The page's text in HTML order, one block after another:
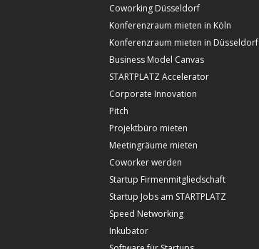
Coworking Düsseldorf
Konferenzraum mieten in Köln
Konferenzraum mieten in Düsseldorf
Business Model Canvas
STARTPLATZ Accelerator
Corporate Innovation
Pitch
Projektbüro mieten
Meetingräume mieten
Coworker werden
Startup Firmenmitgliedschaft
Startup Jobs am STARTPLATZ
Speed Networking
Inkubator